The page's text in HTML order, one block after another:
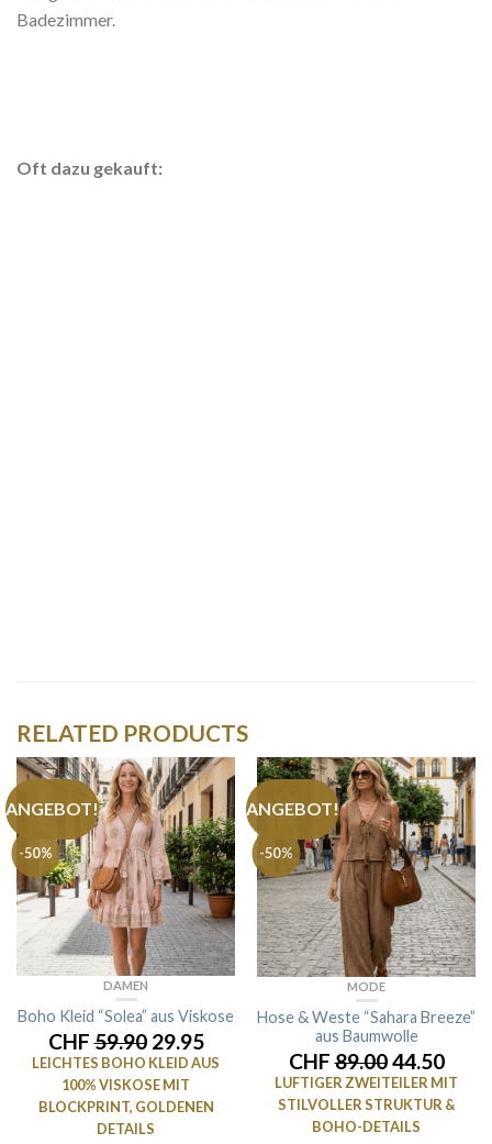
Badezimmer.
Oft dazu gekauft:
RELATED PRODUCTS
-50%
ANGEBOT!
DAMEN
Boho Kleid “Solea” aus Viskose
CHF59.9029.95
LEICHTES BOHO KLEID AUS
100% VISKOSE MIT
BLOCKPRINT, GOLDENEN
DETAILS
-50%
ANGEBOT!
MODE
Hose & Weste “Sahara Breeze”
aus Baumwolle
CHF89.0044.50
LUFTIGER ZWEITEILER MIT
STILVOLLER STRUKTUR &
BOHO-DETAILS